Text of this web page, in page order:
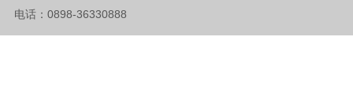
电话：0898-36330888